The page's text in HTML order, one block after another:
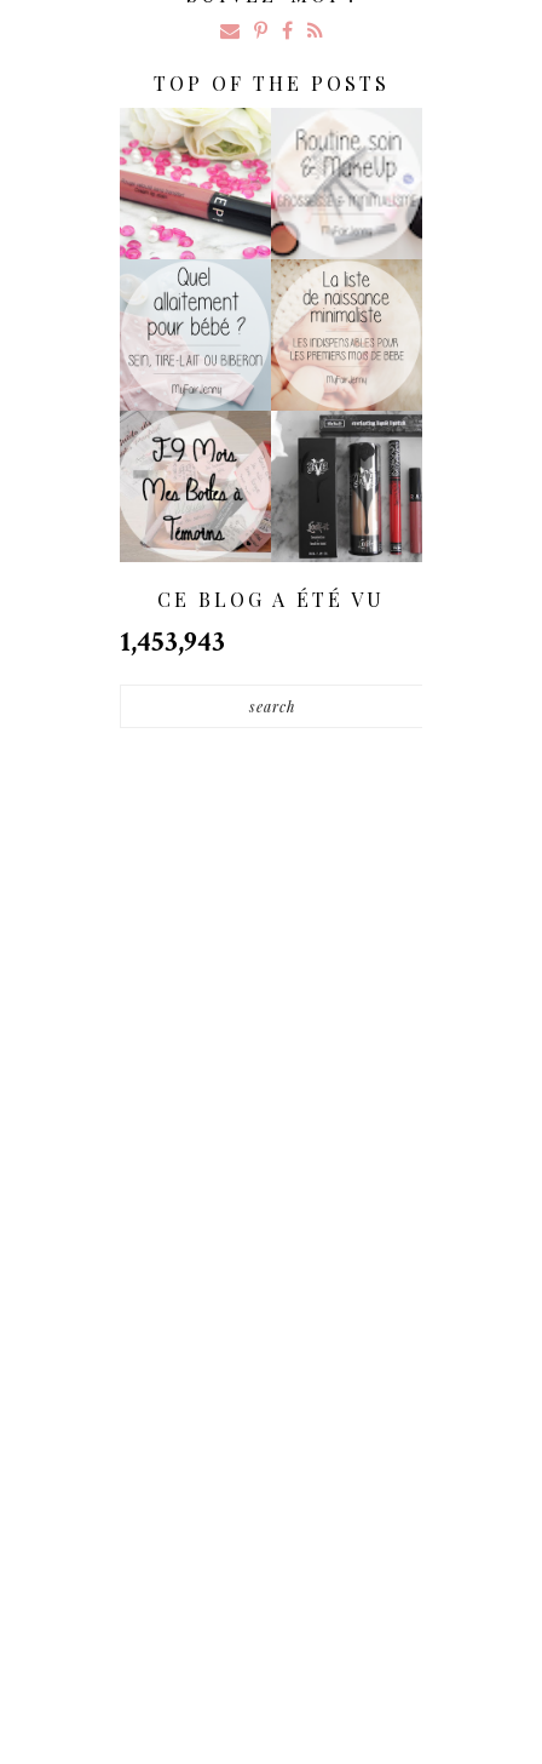
TOP OF THE POSTS
Rouge Velouté
Sans Transfert De
Sephora : LA
Surprise !
Soins & MakeUp
De Grossesse
Pour Les
Minimalistes !
Allaitement :
Biberon, Sein Ou
Tire-Lait ?
[Maternité] La
Liste De Naissance
Minimaliste
[WEDDING] J-9
Mois | DIY : Nos
Boîtes À Témoins
- (BestMan Box)
[Haul] Quand Kat
Von D. Débarque
En France...
CE BLOG A ÉTÉ VU
1,453,943